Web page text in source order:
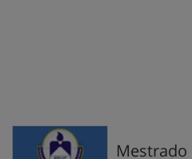
Mestrado